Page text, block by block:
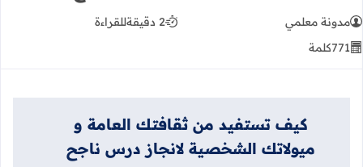
مدونة معلمي 2 دقيقة
للقراءة
771كلمة
كيف تستفيد من ثقافتك العامة و
ميولاتك الشخصية لانجاز درس ناجح